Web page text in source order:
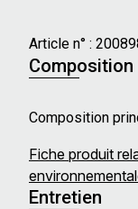
Article n° :
Composition
Composition
Fiche produit
Entretien